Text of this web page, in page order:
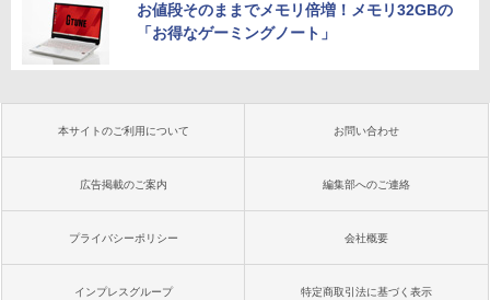
お値段そのままでメモリ倍増！メモリ32GBの
「お得なゲーミングノート」
本サイトのご利用について お問い合わせ
広告掲載のご案内 編集部へのご連絡
プライバシーポリシー 会社概要
インプレスグループ 特定商取引法に基づく表示